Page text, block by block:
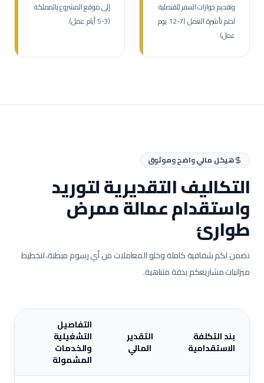
وتقديم جوازات السفر للقنصلية
لختم تأشيرة العمل (7-12 يوم
عمل).
إلى موقع المشروع بالمملكة
(3-5 أيام عمل).
هيكل مالي واضح وموثوق
التكاليف التقديرية لتوريد
واستقدام عمالةممرض
طوارئ
نضمن لكم شفافية كاملة وخلو المعاملات من أي رسوم مبطنة، لتخطيط
ميزانيات مشاريعكم بدقة متناهية.
بند التكلفة
الاستقدامية
التقدير
المالي
التفاصيل
التشغيلية
والخدمات
المشمولة